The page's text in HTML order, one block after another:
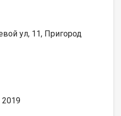
ул, 11, Пригород
2019